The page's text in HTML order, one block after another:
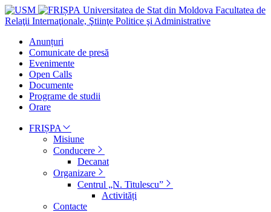
Universitatea de Stat din Moldova Facultatea de
Relaţii Internaţionale, Ştiinţe Politice şi Administrative
Anunțuri
Comunicate de presă
Evenimente
Open Calls
Documente
Programe de studii
Orare
FRIȘPA
Misiune
Conducere
Decanat
Organizare
Centrul „N. Titulescu”
Activități
Contacte